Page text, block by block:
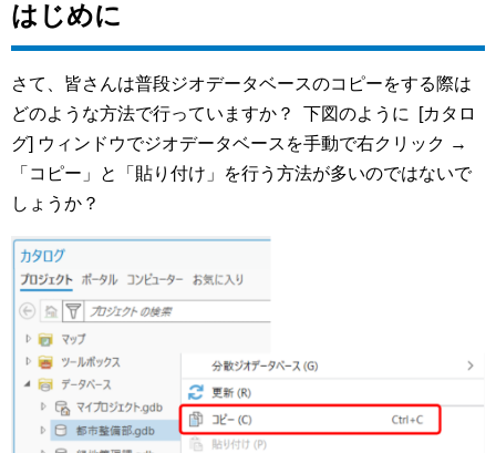
はじめに
さて、皆さんは普段ジオデータベースのコピーをする際は
どのような方法で行っていますか？ 下図のように [カタロ
グ] ウィンドウでジオデータベースを手動で右クリック →
「コピー」と「貼り付け」を行う方法が多いのではないで
しょうか？